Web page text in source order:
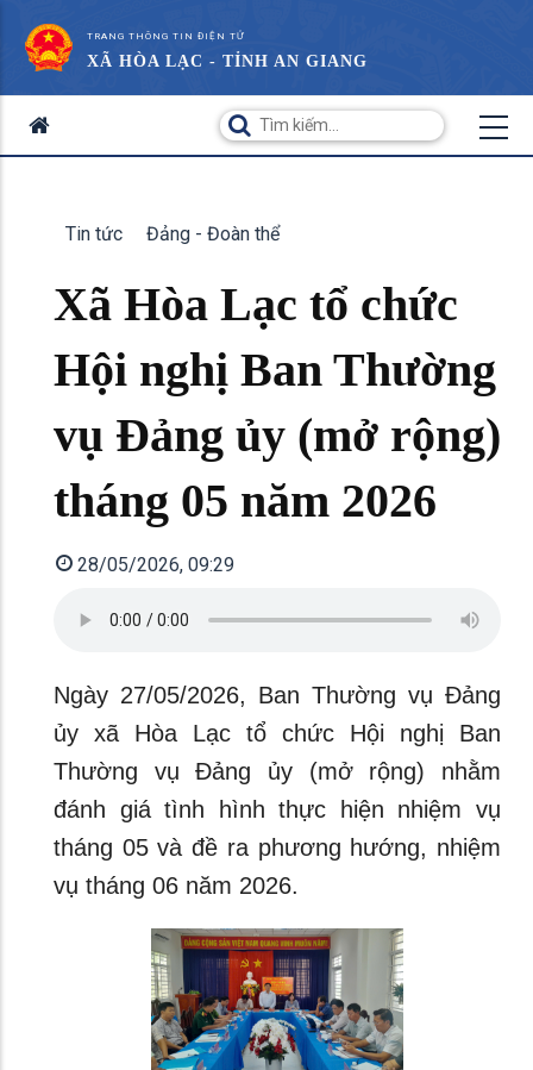
TRANG THÔNG TIN ĐIỆN TỬ
XÃ HÒA LẠC - TỈNH AN GIANG
Tin tức Đảng - Đoàn thể
Xã Hòa Lạc tổ chức
Hội nghị Ban Thường
vụ Đảng ủy (mở rộng)
tháng 05 năm 2026
28/05/2026, 09:29
Ngày 27/05/2026, Ban Thường vụ Đảng
ủy xã Hòa Lạc tổ chức Hội nghị Ban
Thường vụ Đảng ủy (mở rộng) nhằm
đánh giá tình hình thực hiện nhiệm vụ
tháng 05 và đề ra phương hướng, nhiệm
vụ tháng 06 năm 2026.